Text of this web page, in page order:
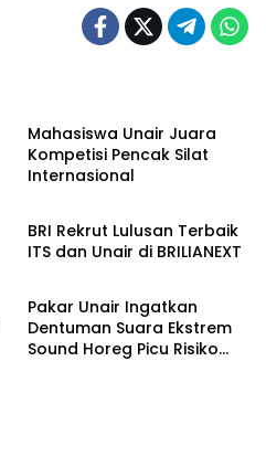
Mahasiswa Unair Juara
Kompetisi Pencak Silat
Internasional
Headline
BRI Rekrut Lulusan Terbaik
ITS dan Unair di BRILIANEXT
Headline
Pakar Unair Ingatkan
Dentuman Suara Ekstrem
Sound Horeg Picu Risiko